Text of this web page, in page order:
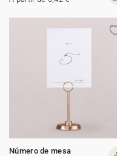
Número de mesa